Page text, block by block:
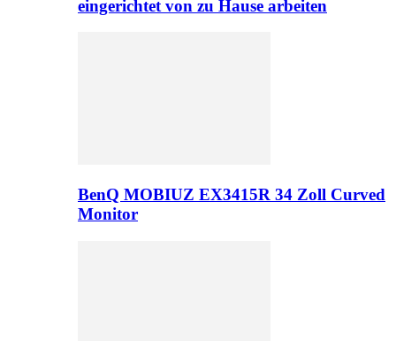
eingerichtet von zu Hause arbeiten
BenQ MOBIUZ EX3415R 34 Zoll Curved
Monitor